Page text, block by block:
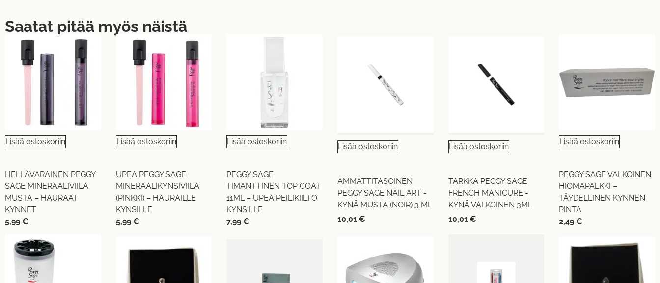
Saatat pitää myös näistä
Lisää ostoskoriin
HELLÄVARAINEN PEGGY
SAGE MINERAALIVIILA
MUSTA – HAURAAT
KYNNET
5,99 €
Lisää ostoskoriin
UPEA PEGGY SAGE
MINERAALIKYNSIVIILA
(PINKKI) – HAURAILLE
KYNSILLE
5,99 €
Lisää ostoskoriin
PEGGY SAGE
TIMANTTINEN TOP COAT
11ML – UPEA PEILIKIILTO
KYNSILLE
7,99€
Lisää ostoskoriin
AMMATTITASOINEN
PEGGY SAGE NAIL ART -
KYNÄ MUSTA (NOIR) 3 ML
10,01 €
Lisää ostoskoriin
TARKKA PEGGY SAGE
FRENCH MANICURE -
KYNÄ VALKOINEN 3ML
10,01 €
Lisää ostoskoriin
PEGGY SAGE VALKOINEN
HIOMAPALKKI –
TÄYDELLINEN KYNNEN
PINTA
2,49€